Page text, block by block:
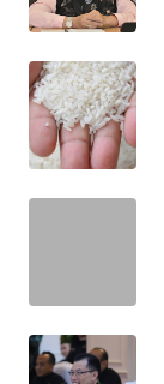
UMKM
WAHANA
SELEB
WAHANA
PERSONA
WAHANA
HEALTH